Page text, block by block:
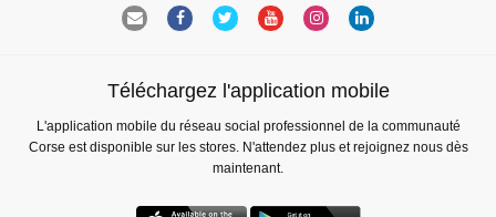
Téléchargez l'application mobile
L'application mobile du réseau social professionnel de la communauté
Corse est disponible sur les stores. N'attendez plus et rejoignez nous dès
maintenant.